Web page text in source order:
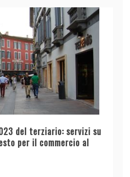
del terziario: servizi su
per il commercio al